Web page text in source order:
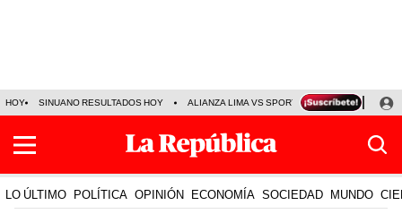
HOY SINUANO RESULTADOS HOY ALIANZA LIMA VS SPORT BOYS JORGE
LO ÚLTIMO POLÍTICA OPINIÓN ECONOMÍA SOCIEDAD MUNDO